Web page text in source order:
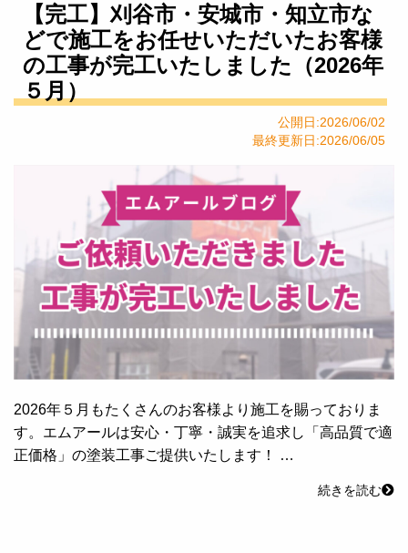
【完工】刈谷市・安城市・知立市な
どで施工をお任せいただいたお客様
の工事が完工いたしました（2026年
５月）
公開日:2026/06/02
最終更新日:2026/06/05
2026年５月もたくさんのお客様より施工を賜っておりま
す。エムアールは安心・丁寧・誠実を追求し「高品質で適
正価格」の塗装工事ご提供いたします！ …
続きを読む